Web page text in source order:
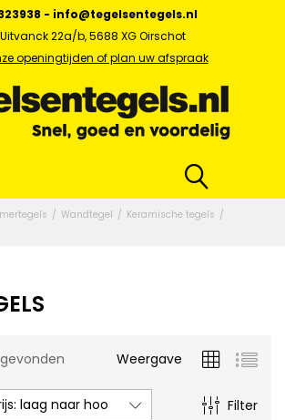
- info@tegelsentegels.nl
22a/b, 5688 XG Oirschot
openingtijden of plan uw afspraak
/ Wandtegel / Keramische tegels /
Weergave
Filter
laag naar hoog